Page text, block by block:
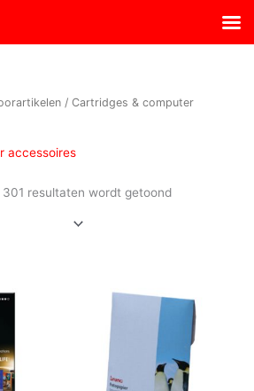
/ Cartridges & computer
accessoires
301 resultaten wordt getoond